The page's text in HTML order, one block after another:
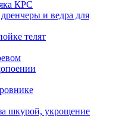
КРС
и ведра для
телят
шкурой, укрощение